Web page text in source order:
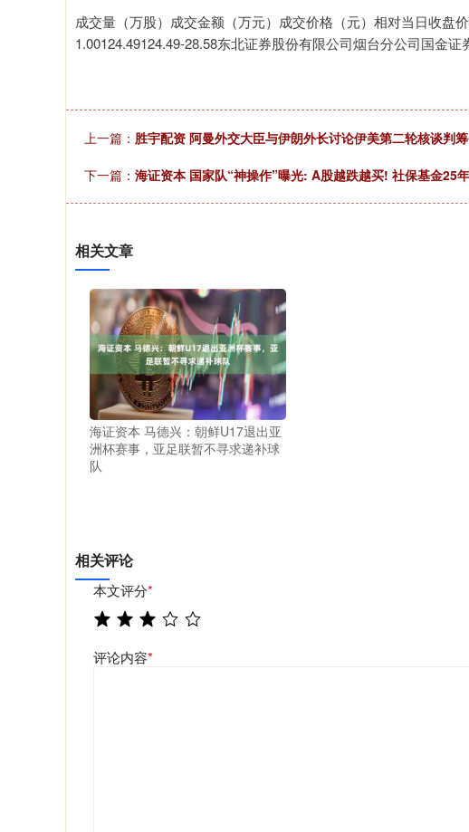
成交量（万股）成交金额（万元）成交价格（元）相对当日收盘
1.00124.49124.49-28.58东北证券股份有限公司烟台分公司国金
上一篇： 胜宇配资 阿曼外交大臣与伊朗外长讨论伊美第二轮核谈判
下一篇： 海证资本 国家队“神操作”曝光: A股越跌越买! 社保基金25
相关文章
海证资本 马德兴：朝鲜U17退出亚
洲杯赛事，亚足联暂不寻求递补球
队
相关评论
本文评分*
评论内容*